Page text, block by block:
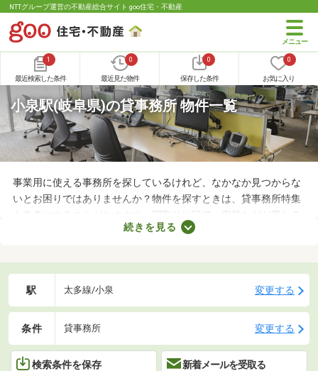
NTTグループ運営の不動産総合サイト goo住宅・不動産
1
最近検索した条件
0
最近見た物件
0
保存した条件
0
お気に入り
小泉駅(岐阜県)の貸事務所 物件一覧
事業用に使える事務所を探しているけれど、なかなか見つからな
いとお困りではありませんか？物件を探すときは、貸事務所特集
を参考にすることがおすすめ。間取りや設備、家賃などが異なる
さまざまな物件をまとめて見られるので、希望にあう事務所が見
も、複数の事務所を比較してみましょう。
続きを見る
駅 太多線/小泉 変更する
条件 貸事務所 変更する
検索条件を保存 新着メールを受取る